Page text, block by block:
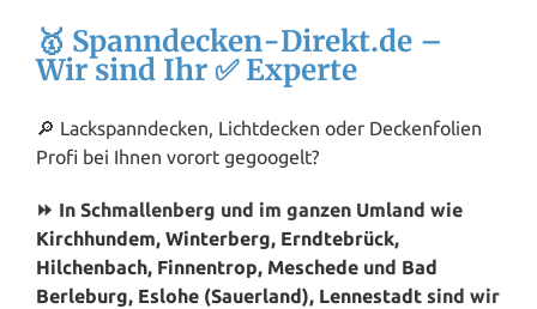
🥇 Spanndecken-Direkt.de –
Wir sind Ihr ✅ Experte
🔎 Lackspanndecken, Lichtdecken oder Deckenfolien
Profi bei Ihnen vorort gegoogelt?
⏩ In Schmallenberg und im ganzen Umland wie
Kirchhundem, Winterberg, Erndtebrück,
Hilchenbach, Finnentrop, Meschede und Bad
Berleburg, Eslohe (Sauerland), Lennestadt sind wir